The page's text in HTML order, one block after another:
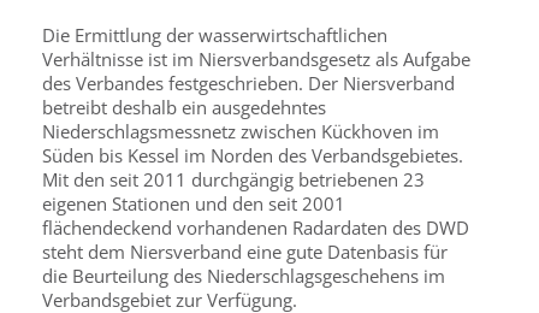
Die Ermittlung der wasserwirtschaftlichen
Verhältnisse ist im Niersverbandsgesetz als Aufgabe
des Verbandes festgeschrieben. Der Niersverband
betreibt deshalb ein ausgedehntes
Niederschlagsmessnetz zwischen Kückhoven im
Süden bis Kessel im Norden des Verbandsgebietes.
Mit den seit 2011 durchgängig betriebenen 23
eigenen Stationen und den seit 2001
flächendeckend vorhandenen Radardaten des DWD
steht dem Niersverband eine gute Datenbasis für
die Beurteilung des Niederschlagsgeschehens im
Verbandsgebiet zur Verfügung.